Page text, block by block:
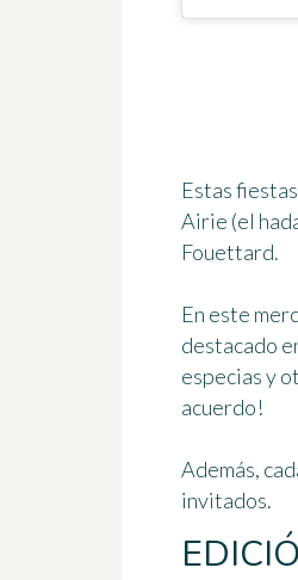
Estas
Airie (el
Fouettard.
En este
destacado
especias y
acuerdo!
Además,
invitados.